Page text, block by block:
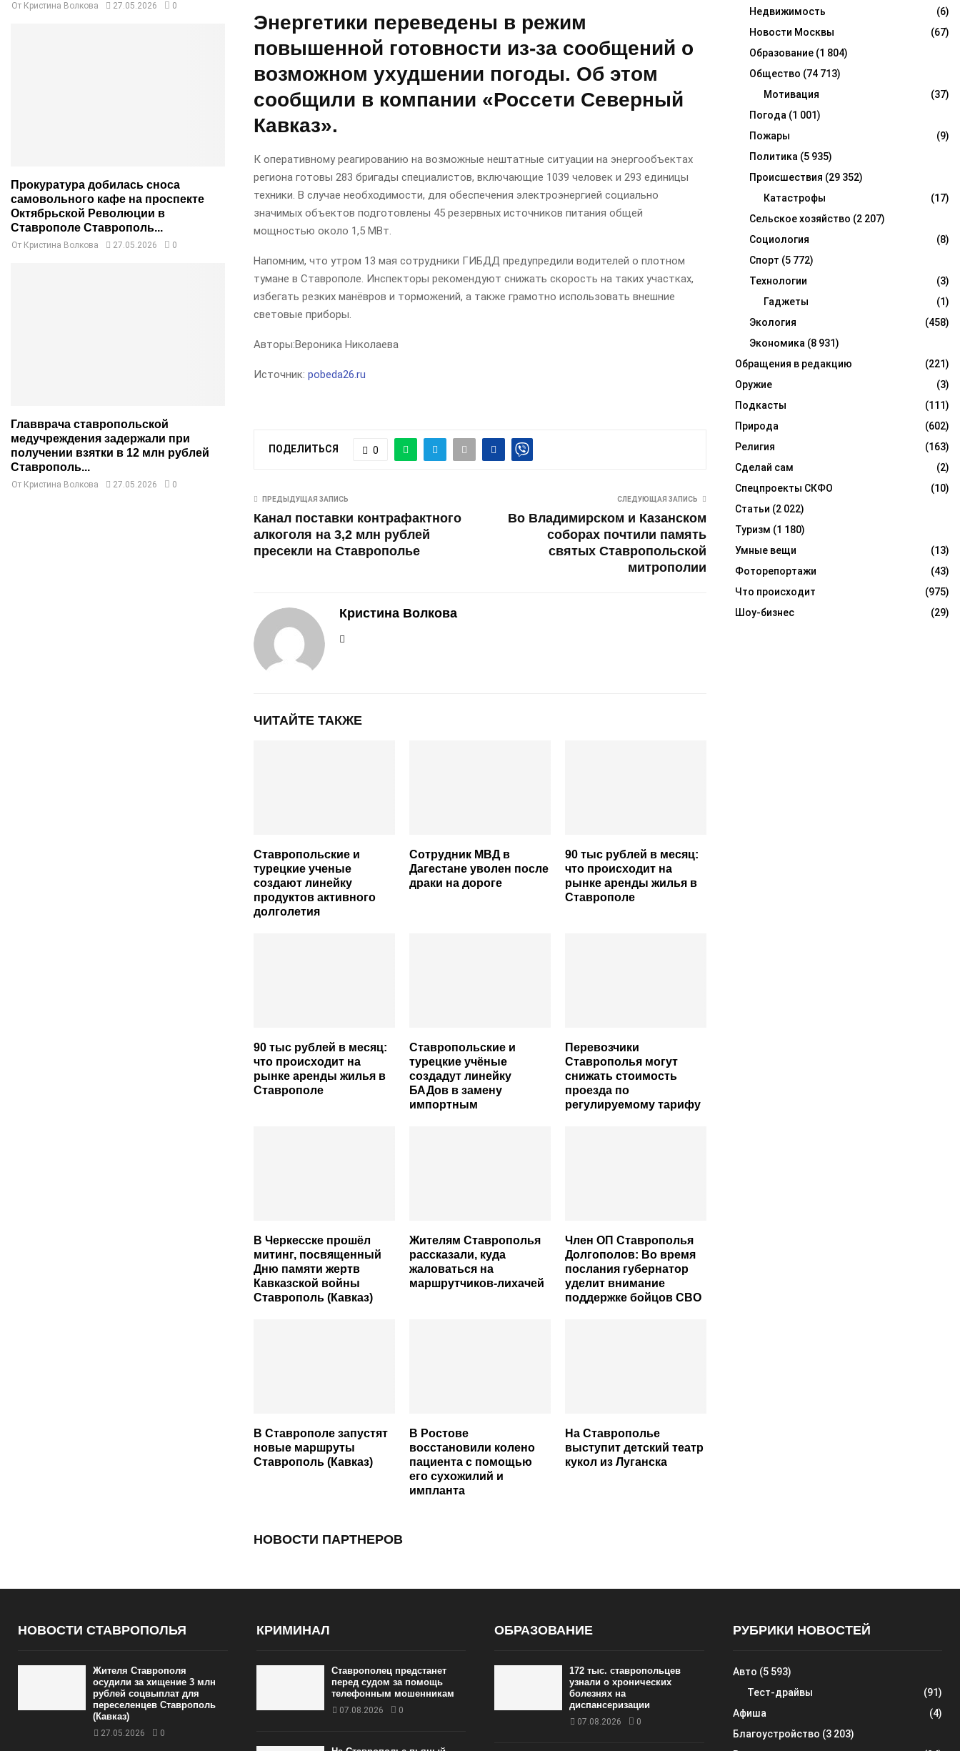
Энергетики переведены в режим
повышенной готовности из-за сообщений о
возможном ухудшении погоды. Об этом
сообщили в компании «Россети Северный
Кавказ».
К оперативному реагированию на возможные нештатные ситуации на энергообъектах
региона готовы 283 бригады специалистов, включающие 1039 человек и 293 единицы
техники. В случае необходимости, для обеспечения электроэнергией социально
значимых объектов подготовлены 45 резервных источников питания общей
мощностью около 1,5 МВт.
Напомним, что утром 13 мая сотрудники ГИБДД предупредили водителей о плотном
тумане в Ставрополе. Инспекторы рекомендуют снижать скорость на таких участках,
избегать резких манёвров и торможений, а также грамотно использовать внешние
световые приборы.
Авторы:Вероника Николаева
Источник: pobeda26.ru
ПОДЕЛИТЬСЯ 0
ПРЕДЫДУЩАЯ ЗАПИСЬ
Канал поставки контрафактного
алкоголя на 3,2 млн рублей
пресекли на Ставрополье
СЛЕДУЮЩАЯ ЗАПИСЬ
Во Владимирском и Казанском
соборах почтили память
святых Ставропольской
митрополии
Кристина Волкова
ЧИТАЙТЕ ТАКЖЕ
Ставропольские и
турецкие ученые
создают линейку
продуктов активного
долголетия
Сотрудник МВД в
Дагестане уволен после
драки на дороге
90 тыс рублей в месяц:
что происходит на
рынке аренды жилья в
Ставрополе
90 тыс рублей в месяц:
что происходит на
рынке аренды жилья в
Ставрополе
Ставропольские и
турецкие учёные
создадут линейку
БАДов в замену
импортным
Перевозчики
Ставрополья могут
снижать стоимость
проезда по
регулируемому тарифу
В Черкесске прошёл
митинг, посвященный
Дню памяти жертв
Кавказской войны
Ставрополь (Кавказ)
Жителям Ставрополья
рассказали, куда
жаловаться на
маршрутчиков-лихачей
Член ОП Ставрополья
Долгополов: Во время
послания губернатор
уделит внимание
поддержке бойцов СВО
В Ставрополе запустят
новые маршруты
Ставрополь (Кавказ)
В Ростове
восстановили колено
пациента с помощью
его сухожилий и
импланта
На Ставрополье
выступит детский театр
кукол из Луганска
НОВОСТИ ПАРТНЕРОВ
От Кристина Волкова 27.05.2026 0
Прокуратура добилась сноса
самовольного кафе на проспекте
Октябрьской Революции в
Ставрополе Ставрополь...
От Кристина Волкова 27.05.2026 0
Главврача ставропольской
медучреждения задержали при
получении взятки в 12 млн рублей
Ставрополь...
От Кристина Волкова 27.05.2026 0
Недвижимость
(6)
Новости Москвы
(67)
Образование (1 804)
Общество (74 713)
Мотивация
(37)
Погода (1 001)
Пожары
(9)
Политика (5 935)
Происшествия (29 352)
Катастрофы
(17)
Сельское хозяйство (2 207)
Социология
(8)
Спорт (5 772)
Технологии
(3)
Гаджеты
(1)
Экология
(458)
Экономика (8 931)
Обращения в редакцию
(221)
Оружие
(3)
Подкасты
(111)
Природа
(602)
Религия
(163)
Сделай сам
(2)
Спецпроекты СКФО
(10)
Статьи (2 022)
Туризм (1 180)
Умные вещи
(13)
Фоторепортажи
(43)
Что происходит
(975)
Шоу-бизнес
(29)
НОВОСТИ СТАВРОПОЛЬЯ
Жителя Ставрополя
осудили за хищение 3 млн
рублей соцвыплат для
переселенцев Ставрополь
(Кавказ)
27.05.2026 0
КРИМИНАЛ
Ставрополец предстанет
перед судом за помощь
телефонным мошенникам
07.08.2026 0
ОБРАЗОВАНИЕ
172 тыс. ставропольцев
узнали о хронических
болезнях на
диспансеризации
07.08.2026 0
РУБРИКИ НОВОСТЕЙ
Авто (5 593)
Тест-драйвы
(91)
Афиша
(4)
Благоустройство (3 203)